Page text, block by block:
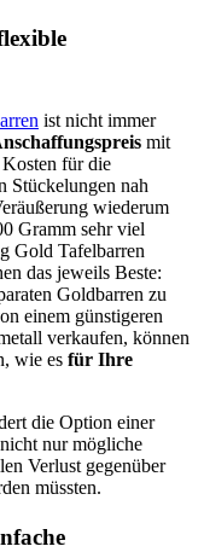
ist nicht immer
mit
Kosten für die
Stückelungen nah
wiederum
Gramm sehr viel
Gold Tafelbarren
das jeweils Beste:
Goldbarren zu
einem günstigeren
verkaufen, können
wie es für Ihre
die Option einer
nur mögliche
Verlust gegenüber
müssten.